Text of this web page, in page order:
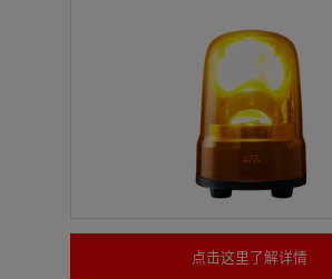
点击这里了解详情